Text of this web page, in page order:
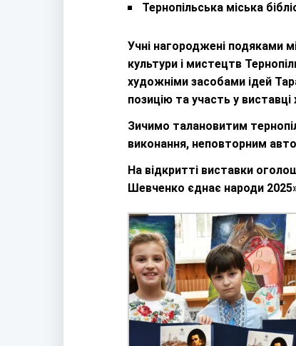
Тернопільська міська
Учні нагороджені подяками
культури і мистецтв
художніми засобами ідей
позицію та участь у виставці
Зичимо талановитим
виконання, неповторним
На відкритті виставки
Шевченко єднає народи